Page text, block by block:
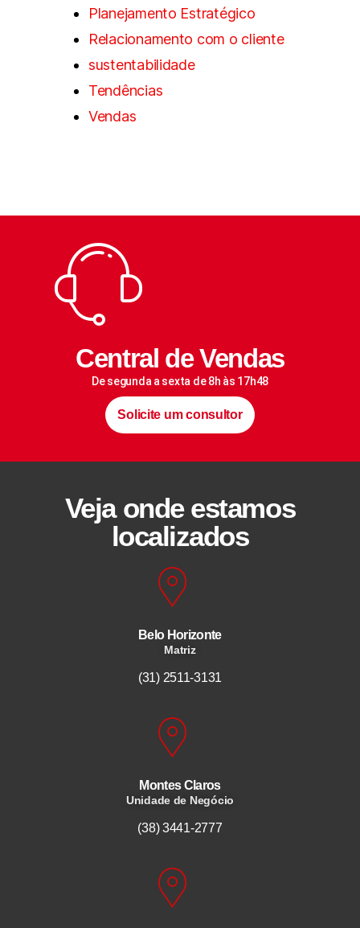
Planejamento Estratégico
Relacionamento com o cliente
sustentabilidade
Tendências
Vendas
Central de Vendas
De segunda a sexta de 8h às 17h48
Solicite um consultor
Veja onde estamos
localizados
Belo Horizonte
Matriz
(31) 2511-3131
Montes Claros
Unidade de Negócio
(38) 3441-2777